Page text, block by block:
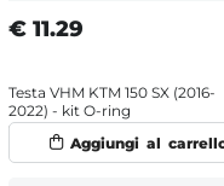
€ 11.29
Testa VHM KTM 150 SX (2016-
2022) - kit O-ring